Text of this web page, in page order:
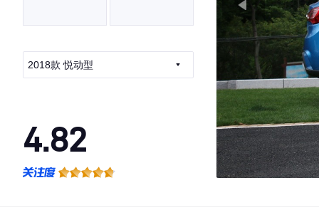
2018款 悦动型
4.82